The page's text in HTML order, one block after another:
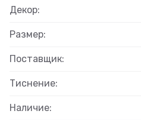
Декор:
Размер:
Поставщик:
Тиснение:
Наличие: